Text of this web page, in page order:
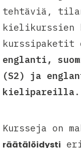
tehtäviä,
kielikurssien
kurssipaketit
englanti,
(S2) ja
kielipareilla .
Kursseja on
räätälöidysti